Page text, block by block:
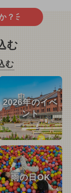
？
む
む
2026年のイベ
ント
雨の日OK